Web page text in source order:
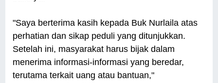
"Saya berterima kasih kepada Buk Nurlaila atas
perhatian dan sikap peduli yang ditunjukkan.
Setelah ini, masyarakat harus bijak dalam
menerima informasi-informasi yang beredar,
terutama terkait uang atau bantuan,"